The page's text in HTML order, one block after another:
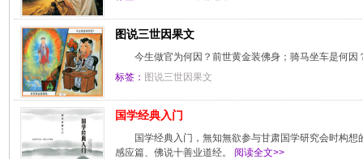
图说三世因果文
今生做官为何因？前世黄金装佛身；骑马坐车是何
标签： 图说三世因果文
国学经典入门
国学经典入门，無知無欲参与甘肃国学研究会时构
感应篇、佛说十善业道经。 阅读全文>>